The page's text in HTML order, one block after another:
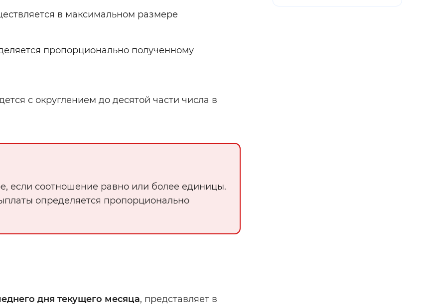
в максимальном размере
пропорционально полученному
с округлением до десятой части числа в
если соотношение равно или более единицы.
определяется пропорционально
дня текущего месяца, представляет в